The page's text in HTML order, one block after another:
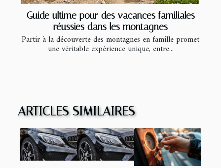
Guide ultime pour des vacances familiales
réussies dans les montagnes
Partir à la découverte des montagnes en famille promet
une véritable expérience unique, entre...
ARTICLES SIMILAIRES